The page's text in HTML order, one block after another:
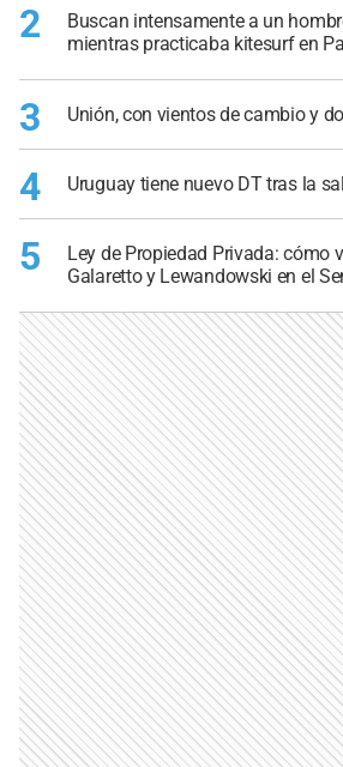
2
Buscan intensamente a un
mientras practicaba kitesurf en
3 Unión, con vientos de cambio y
4 Uruguay tiene nuevo DT tras la
5
Ley de Propiedad Privada: cómo
Galaretto y Lewandowski en el